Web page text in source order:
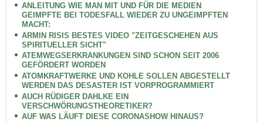
ANLEITUNG WIE MAN MIT UND FÜR DIE MEDIEN
GEIMPFTE BEI TODESFALL WIEDER ZU UNGEIMPFTEN
MACHT:
ARMIN RISIS BESTES VIDEO "ZEITGESCHEHEN AUS
SPIRITUELLER SICHT"
ATEMWEGSERKRANKUNGEN SIND SCHON SEIT 2006
GEFÖRDERT WORDEN
ATOMKRAFTWERKE UND KOHLE SOLLEN ABGESTELLT
WERDEN DAS DESASTER IST VORPROGRAMMIERT
AUCH RÜDIGER DAHLKE EIN
VERSCHWÖRUNGSTHEORETIKER?
AUF WAS LÄUFT DIESE CORONASHOW HINAUS?